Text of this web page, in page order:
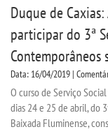
PUBLICAÇÕES
DESTAQUES
BLOG CONEXÃO
Duque de
participar do 3ª
Contemporâneos
Data: 16/04/2019 |
O curso de Serviço
dias 24 e 25 de abril, do
Baixada Fluminense,